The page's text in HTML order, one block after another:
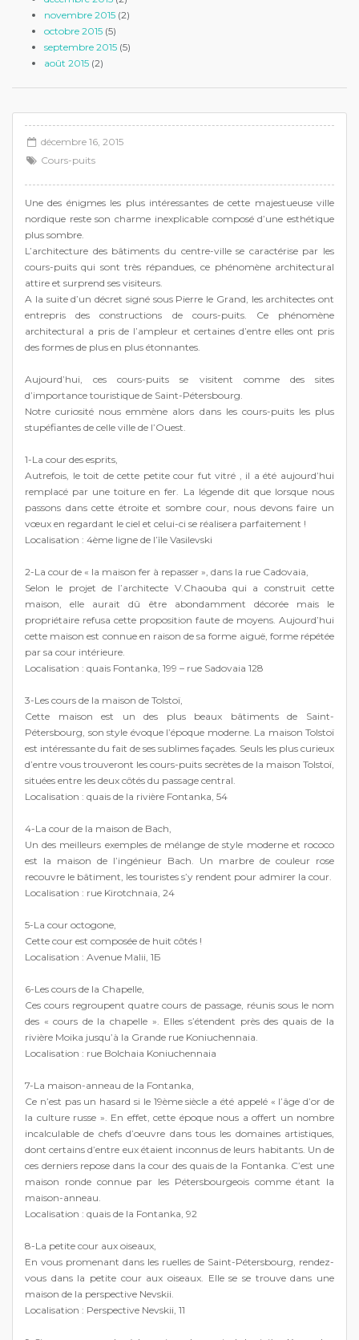
novembre 2015 (2)
octobre 2015 (5)
septembre 2015 (5)
août 2015 (2)
décembre 16, 2015
Cours-puits
Une des énigmes les plus intéressantes de cette majestueuse ville
nordique reste son charme inexplicable composé d’une esthétique
plus sombre.
L’architecture des bâtiments du centre-ville se caractérise par les
cours-puits qui sont très répandues, ce phénomène architectural
attire et surprend ses visiteurs.
A la suite d’un décret signé sous Pierre le Grand, les architectes ont
entrepris des constructions de cours-puits. Ce phénomène
architectural a pris de l’ampleur et certaines d’entre elles ont pris
des formes de plus en plus étonnantes.
Aujourd’hui, ces cours-puits se visitent comme des sites
d’importance touristique de Saint-Pétersbourg.
Notre curiosité nous emmène alors dans les cours-puits les plus
stupéfiantes de celle ville de l’Ouest.
1-La cour des esprits,
Autrefois, le toit de cette petite cour fut vitré , il a été aujourd’hui
remplacé par une toiture en fer. La légende dit que lorsque nous
passons dans cette étroite et sombre cour, nous devons faire un
vœux en regardant le ciel et celui-ci se réalisera parfaitement !
Localisation : 4ème ligne de l’île Vasilevski
2-La cour de « la maison fer à repasser », dans la rue Cadovaia,
Selon le projet de l’architecte V.Chaouba qui a construit cette
maison, elle aurait dû être abondamment décorée mais le
propriétaire refusa cette proposition faute de moyens. Aujourd’hui
cette maison est connue en raison de sa forme aiguë, forme répétée
par sa cour intérieure.
Localisation : quais Fontanka, 199 – rue Sadovaia 128
3-Les cours de la maison de Tolstoï,
Cette maison est un des plus beaux bâtiments de Saint-
Pétersbourg, son style évoque l’époque moderne. La maison Tolstoï
est intéressante du fait de ses sublimes façades. Seuls les plus curieux
d’entre vous trouveront les cours-puits secrètes de la maison Tolstoï,
situées entre les deux côtés du passage central.
Localisation : quais de la rivière Fontanka, 54
4-La cour de la maison de Bach,
Un des meilleurs exemples de mélange de style moderne et rococo
est la maison de l’ingénieur Bach. Un marbre de couleur rose
recouvre le bâtiment, les touristes s’y rendent pour admirer la cour.
Localisation : rue Kirotchnaia, 24
5-La cour octogone,
Cette cour est composée de huit côtés !
Localisation : Avenue Malii, 1Б
6-Les cours de la Chapelle,
Ces cours regroupent quatre cours de passage, réunis sous le nom
des « cours de la chapelle ». Elles s’étendent près des quais de la
rivière Moika jusqu’à la Grande rue Koniuchennaia.
Localisation : rue Bolchaia Koniuchennaia
7-La maison-anneau de la Fontanka,
Ce n’est pas un hasard si le 19ème siècle a été appelé « l’âge d’or de
la culture russe ». En effet, cette époque nous a offert un nombre
incalculable de chefs d’oeuvre dans tous les domaines artistiques,
dont certains d’entre eux étaient inconnus de leurs habitants. Un de
ces derniers repose dans la cour des quais de la Fontanka. C’est une
maison ronde connue par les Pétersbourgeois comme étant la
maison-anneau.
Localisation : quais de la Fontanka, 92
8-La petite cour aux oiseaux,
En vous promenant dans les ruelles de Saint-Pétersbourg, rendez-
vous dans la petite cour aux oiseaux. Elle se se trouve dans une
maison de la perspective Nevskii.
Localisation : Perspective Nevskii, 11